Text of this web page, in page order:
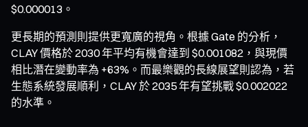
$0.000013。
更長期的預測則提供更寬廣的視角。根據 Gate 的分析，
CLAY 價格於 2030 年平均有機會達到 $0.001082，與現價
相比潛在變動率為 +63%。而最樂觀的長線展望則認為，若
生態系統發展順利，CLAY 於 2035 年有望挑戰 $0.002022
的水準。